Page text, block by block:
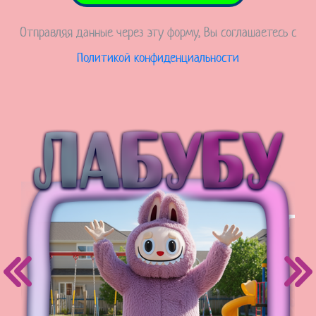
Отправляя данные через эту форму, Вы соглашаетесь с
Политикой конфиденциальности